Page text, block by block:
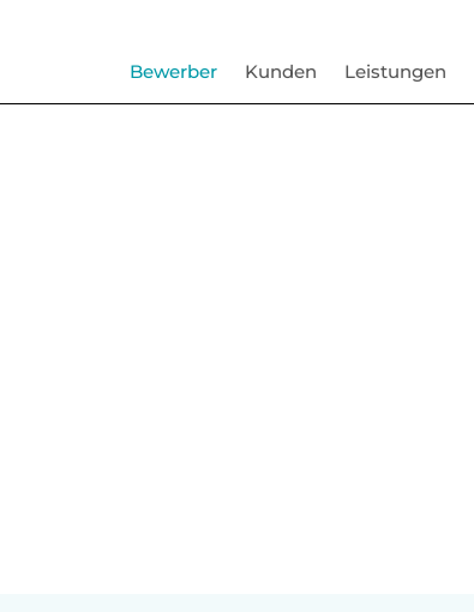
Bewerber Kunden Leistungen